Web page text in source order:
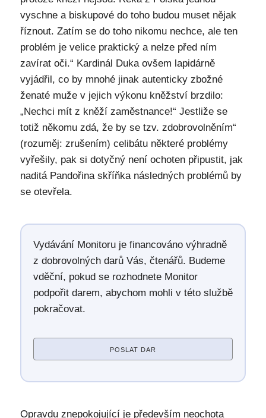
vyschne a biskupové do toho budou muset nějak
říznout. Zatím se do toho nikomu nechce, ale ten
problém je velice praktický a nelze před ním
zavírat oči.“ Kardinál Duka ovšem lapidárně
vyjádřil, co by mnohé jinak autenticky zbožné
ženaté muže v jejich výkonu kněžství brzdilo:
„Nechci mít z kněží zaměstnance!“ Jestliže se
totiž někomu zdá, že by se tzv. zdobrovolněním“
(rozuměj: zrušením) celibátu některé problémy
vyřešily, pak si dotyčný není ochoten připustit, jak
naditá Pandořina skříňka následných problémů by
se otevřela.
Vydávání Monitoru je financováno výhradně
z dobrovolných darů Vás, čtenářů. Budeme
vděční, pokud se rozhodnete Monitor
podpořit darem, abychom mohli v této službě
pokračovat.
POSLAT DAR
Opravdu znepokojující je především neochota